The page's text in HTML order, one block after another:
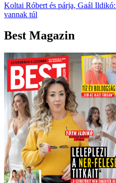
Koltai Róbert és párja, Gaál
vannak túl
Best Magazin